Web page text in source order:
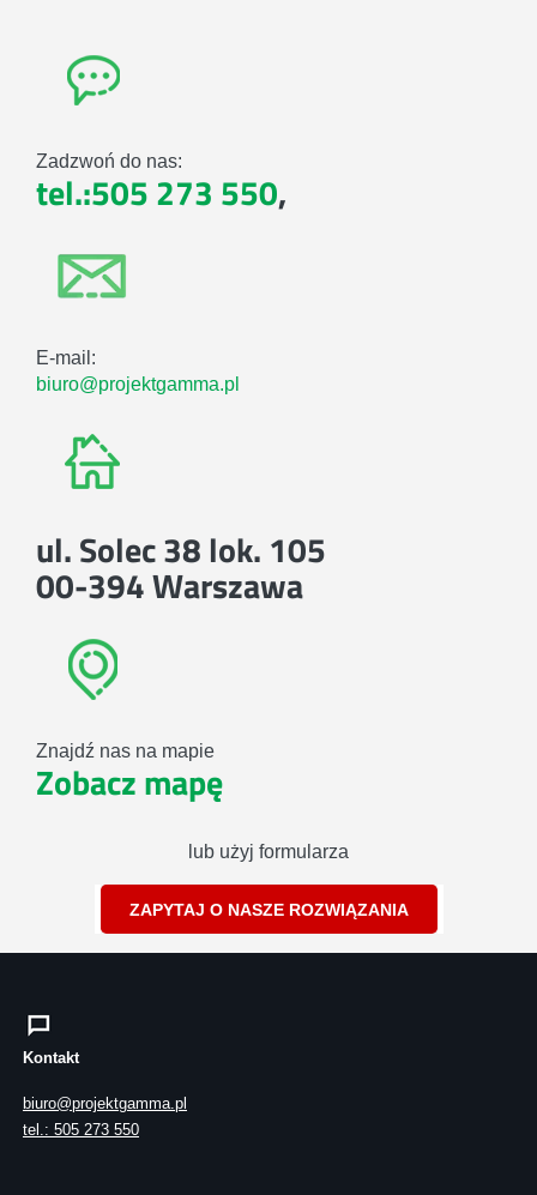
Zadzwoń do nas:
tel.:505 273 550,
E-mail:
biuro@projektgamma.pl
ul. Solec 38 lok. 105
00-394 Warszawa
Znajdź nas na mapie
Zobacz mapę
lub użyj formularza
ZAPYTAJ O NASZE ROZWIĄZANIA
Kontakt
biuro@projektgamma.pl
tel.: 505 273 550